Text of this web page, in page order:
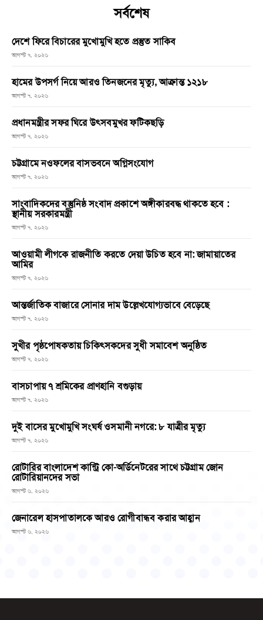
সর্বশেষ
দেশে ফিরে বিচারের মুখোমুখি হতে প্রস্তুত সাকিব
আগস্ট ৭, ২০২৬
হামের উপসর্গ নিয়ে আরও তিনজনের মৃত্যু, আক্রান্ত ১২১৮
আগস্ট ৭, ২০২৬
প্রধানমন্ত্রীর সফর ঘিরে উৎসবমুখর ফটিকছড়ি
আগস্ট ৭, ২০২৬
চট্টগ্রামে নওফলের বাসভবনে অগ্নিসংযোগ
আগস্ট ৭, ২০২৬
সাংবাদিকদের বস্তুনিষ্ঠ সংবাদ প্রকাশে অঙ্গীকারবদ্ধ থাকতে হবে :
স্থানীয় সরকারমন্ত্রী
আগস্ট ৭, ২০২৬
আওয়ামী লীগকে রাজনীতি করতে দেয়া উচিত হবে না: জামায়াতের
আমির
আগস্ট ৭, ২০২৬
আন্তর্জাতিক বাজারে সোনার দাম উল্লেখযোগ্যভাবে বেড়েছে
আগস্ট ৭, ২০২৬
সুখীর পৃষ্ঠপোষকতায় চিকিৎসকদের সুধী সমাবেশ অনুষ্ঠিত
আগস্ট ৭, ২০২৬
বাসচাপায় ৭ শ্রমিকের প্রাণহানি বগুড়ায়
আগস্ট ৭, ২০২৬
দুই বাসের মুখোমুখি সংঘর্ষ ওসমানী নগরে: ৮ যাত্রীর মৃত্যু
আগস্ট ৭, ২০২৬
রোটারির বাংলাদেশ কান্ট্রি কো-অর্ডিনেটরের সাথে চট্টগ্রাম জোন
রোটারিয়ানদের সভা
আগস্ট ৬, ২০২৬
জেনারেল হাসপাতালকে আরও রোগীবান্ধব করার আহ্বান
আগস্ট ৬, ২০২৬